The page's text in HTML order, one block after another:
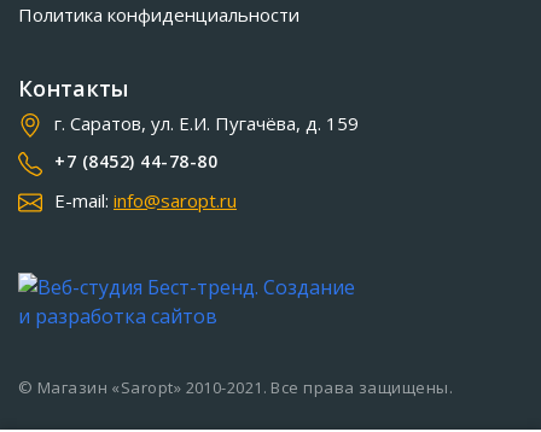
Политика конфиденциальности
Контакты
г. Саратов, ул. Е.И. Пугачёва, д. 159
+7 (8452) 44-78-80
E-mail: info@saropt.ru
© Магазин «Saropt» 2010-2021. Все права защищены.